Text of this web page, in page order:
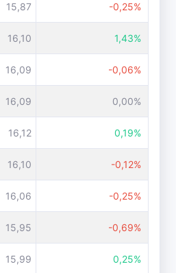
15,87 -0,25%
16,10 1,43%
16,09 -0,06%
16,09 0,00%
16,12 0,19%
16,10 -0,12%
16,06 -0,25%
15,95 -0,69%
15,99 0,25%